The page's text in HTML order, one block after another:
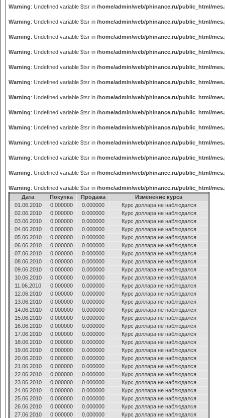
Warning: Undefined variable $tsr in /home/admin/web/phinance.ru/public_html/
Warning: Undefined variable $tsr in /home/admin/web/phinance.ru/public_html/
Warning: Undefined variable $tsr in /home/admin/web/phinance.ru/public_html/
Warning: Undefined variable $tsr in /home/admin/web/phinance.ru/public_html/
Warning: Undefined variable $tsr in /home/admin/web/phinance.ru/public_html/
Warning: Undefined variable $tsr in /home/admin/web/phinance.ru/public_html/
Warning: Undefined variable $tsr in /home/admin/web/phinance.ru/public_html/
Warning: Undefined variable $tsr in /home/admin/web/phinance.ru/public_html/
Warning: Undefined variable $tsr in /home/admin/web/phinance.ru/public_html/
Warning: Undefined variable $tsr in /home/admin/web/phinance.ru/public_html/
Warning: Undefined variable $tsr in /home/admin/web/phinance.ru/public_html/
Warning: Undefined variable $tsr in /home/admin/web/phinance.ru/public_html/
Warning: Undefined variable $tsr in /home/admin/web/phinance.ru/public_html/
Дата
Покупка Продажа
Изменение курса
01.06.2010
0.000000 0.000000
Курс доллара не наблюдался
02.06.2010
0.000000 0.000000
Курс доллара не наблюдался
03.06.2010
0.000000 0.000000
Курс доллара не наблюдался
04.06.2010
0.000000 0.000000
Курс доллара не наблюдался
05.06.2010
0.000000 0.000000
Курс доллара не наблюдался
06.06.2010
0.000000 0.000000
Курс доллара не наблюдался
07.06.2010
0.000000 0.000000
Курс доллара не наблюдался
08.06.2010
0.000000 0.000000
Курс доллара не наблюдался
09.06.2010
0.000000 0.000000
Курс доллара не наблюдался
10.06.2010
0.000000 0.000000
Курс доллара не наблюдался
11.06.2010
0.000000 0.000000
Курс доллара не наблюдался
12.06.2010
0.000000 0.000000
Курс доллара не наблюдался
13.06.2010
0.000000 0.000000
Курс доллара не наблюдался
14.06.2010
0.000000 0.000000
Курс доллара не наблюдался
15.06.2010
0.000000 0.000000
Курс доллара не наблюдался
16.06.2010
0.000000 0.000000
Курс доллара не наблюдался
17.06.2010
0.000000 0.000000
Курс доллара не наблюдался
18.06.2010
0.000000 0.000000
Курс доллара не наблюдался
19.06.2010
0.000000 0.000000
Курс доллара не наблюдался
20.06.2010
0.000000 0.000000
Курс доллара не наблюдался
21.06.2010
0.000000 0.000000
Курс доллара не наблюдался
22.06.2010
0.000000 0.000000
Курс доллара не наблюдался
23.06.2010
0.000000 0.000000
Курс доллара не наблюдался
24.06.2010
0.000000 0.000000
Курс доллара не наблюдался
25.06.2010
0.000000 0.000000
Курс доллара не наблюдался
26.06.2010
0.000000 0.000000
Курс доллара не наблюдался
27.06.2010
0.000000 0.000000
Курс доллара не наблюдался